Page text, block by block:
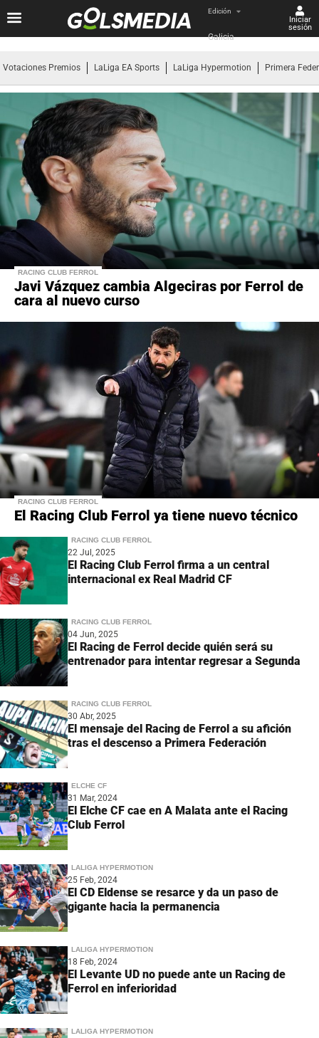
Edición
Galicia
Iniciar
sesión
Votaciones Premios LaLiga EA Sports LaLiga Hypermotion Primera
RACING CLUB FERROL
Javi Vázquez cambia Algeciras por Ferrol de
cara al nuevo curso
RACING CLUB FERROL
El Racing Club Ferrol ya tiene nuevo técnico
RACING CLUB FERROL
22 Jul, 2025
El Racing Club Ferrol firma a un central
internacional ex Real Madrid CF
RACING CLUB FERROL
04 Jun, 2025
El Racing de Ferrol decide quién será su
entrenador para intentar regresar a Segunda
RACING CLUB FERROL
30 Abr, 2025
El mensaje del Racing de Ferrol a su afición
tras el descenso a Primera Federación
ELCHE CF
31 Mar, 2024
El Elche CF cae en A Malata ante el Racing
Club Ferrol
LALIGA HYPERMOTION
25 Feb, 2024
El CD Eldense se resarce y da un paso de
gigante hacia la permanencia
LALIGA HYPERMOTION
18 Feb, 2024
El Levante UD no puede ante un Racing de
Ferrol en inferioridad
LALIGA HYPERMOTION